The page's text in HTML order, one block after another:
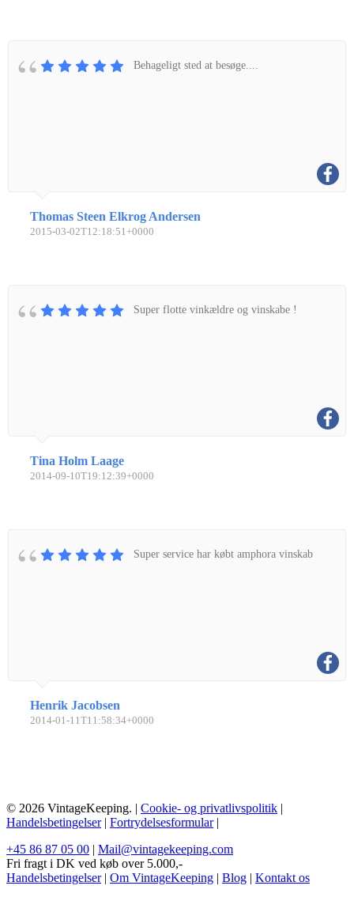
Behageligt sted at besøge....
Thomas Steen Elkrog Andersen
2015-03-02T12:18:51+0000
Super flotte vinkældre og vinskabe !
Tina Holm Laage
2014-09-10T19:12:39+0000
Super service har købt amphora vinskab
Henrik Jacobsen
2014-01-11T11:58:34+0000
© 2026 VintageKeeping. | Cookie- og privatlivspolitik |
Handelsbetingelser| Fortrydelsesformular|
+45 86 87 05 00 | Mail@vintagekeeping.com
Fri fragt i DK ved køb over 5.000,-
Handelsbetingelser| Om VintageKeeping | Blog | Kontakt os